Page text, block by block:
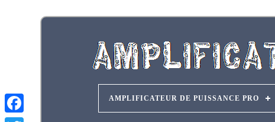
AMPLIFICATEUR DE PUISSANCE PRO